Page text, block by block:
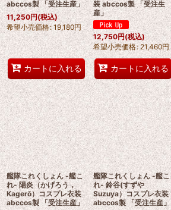
abccos製 「受注生産」
11,250円(税込)
希望小売価格: 19,180円
カートに入れる
装 abccos製 「受注生
産」
12,750円(税込)
希望小売価格: 21,460円
カートに入れる
艦隊これくしょん -艦こ
れ- 陽炎（かげろう，
Kagerō）コスプレ衣装
abccos製 「受注生産」
艦隊これくしょん -艦こ
れ- 鈴谷(すずや
Suzuya）コスプレ衣装
abccos製 「受注生産」